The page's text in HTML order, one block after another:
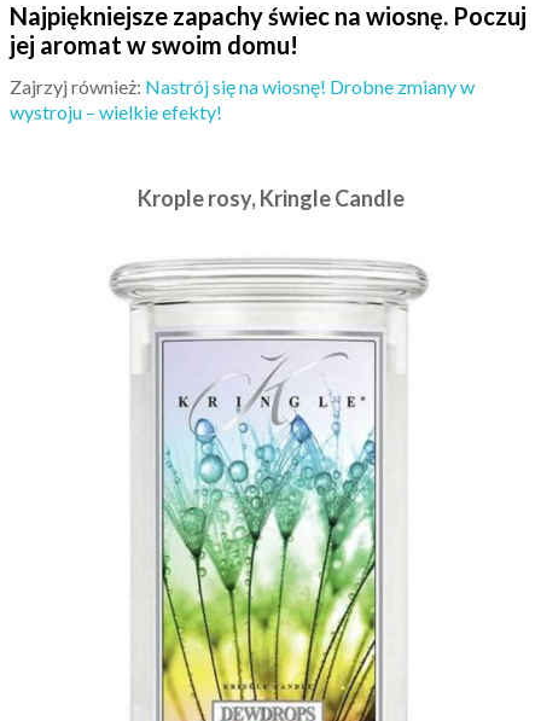
Najpiękniejsze zapachy świec na wiosnę. Poczuj
jej aromat w swoim domu!
Zajrzyj również: Nastrój się na wiosnę! Drobne zmiany w
wystroju – wielkie efekty!
Krople rosy, Kringle Candle